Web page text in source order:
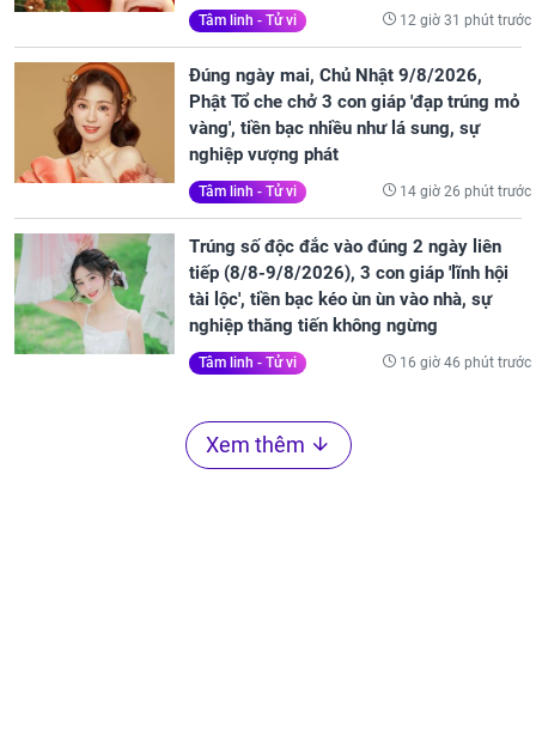
Tâm linh - Tử vi 12 giờ 31 phút trước
Đúng ngày mai, Chủ Nhật 9/8/2026,
Phật Tổ che chở 3 con giáp 'đạp trúng mỏ
vàng', tiền bạc nhiều như lá sung, sự
nghiệp vượng phát
Tâm linh - Tử vi 14 giờ 26 phút trước
Trúng số độc đắc vào đúng 2 ngày liên
tiếp (8/8-9/8/2026), 3 con giáp 'lĩnh hội
tài lộc', tiền bạc kéo ùn ùn vào nhà, sự
nghiệp thăng tiến không ngừng
Tâm linh - Tử vi 16 giờ 46 phút trước
Xem thêm